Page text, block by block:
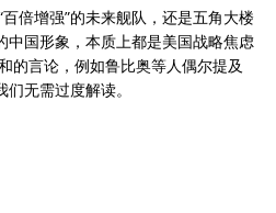
倍增强”的未来舰队，还是五角大楼
中国形象，本质上都是美国战略焦虑
的言论，例如鲁比奥等人偶尔提及
无需过度解读。